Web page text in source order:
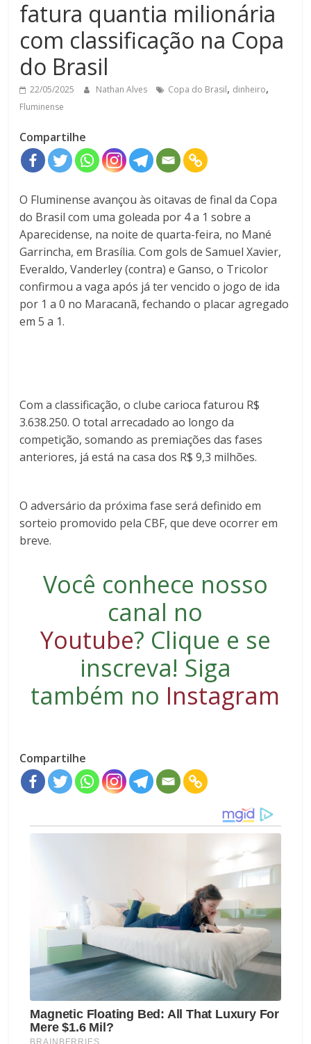
fatura quantia milionária
com classificação na Copa
do Brasil
22/05/2025 Nathan Alves Copa do Brasil, dinheiro,
Fluminense
Compartilhe
O Fluminense avançou às oitavas de final da Copa
do Brasil com uma goleada por 4 a 1 sobre a
Aparecidense, na noite de quarta-feira, no Mané
Garrincha, em Brasília. Com gols de Samuel Xavier,
Everaldo, Vanderley (contra) e Ganso, o Tricolor
confirmou a vaga após já ter vencido o jogo de ida
por 1 a 0 no Maracanã, fechando o placar agregado
em 5 a 1.
Com a classificação, o clube carioca faturou R$
3.638.250. O total arrecadado ao longo da
competição, somando as premiações das fases
anteriores, já está na casa dos R$ 9,3 milhões.
O adversário da próxima fase será definido em
sorteio promovido pela CBF, que deve ocorrer em
breve.
Você conhece nosso
canal no
Youtube? Clique e se
inscreva! Siga
também no Instagram
Compartilhe